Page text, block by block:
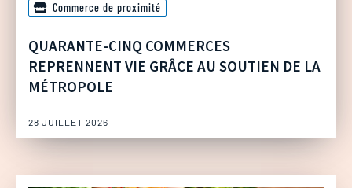
Commerce de proximité
QUARANTE-CINQ COMMERCES
REPRENNENT VIE GRÂCE AU SOUTIEN DE LA
MÉTROPOLE
28 JUILLET 2026